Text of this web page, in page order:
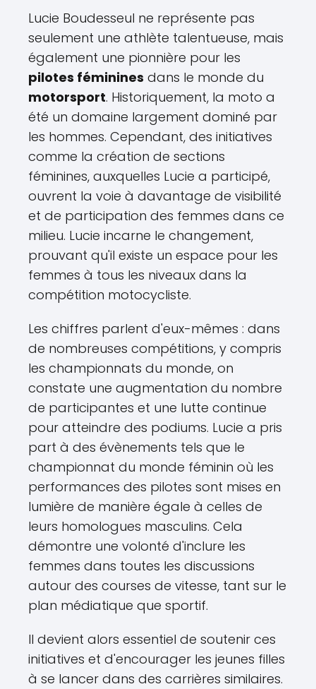
Lucie Boudesseul ne représente pas
seulement une athlète talentueuse, mais
également une pionnière pour les
pilotes féminines dans le monde du
motorsport. Historiquement, la moto a
été un domaine largement dominé par
les hommes. Cependant, des initiatives
comme la création de sections
féminines, auxquelles Lucie a participé,
ouvrent la voie à davantage de visibilité
et de participation des femmes dans ce
milieu. Lucie incarne le changement,
prouvant qu'il existe un espace pour les
femmes à tous les niveaux dans la
compétition motocycliste.
Les chiffres parlent d'eux-mêmes : dans
de nombreuses compétitions, y compris
les championnats du monde, on
constate une augmentation du nombre
de participantes et une lutte continue
pour atteindre des podiums. Lucie a pris
part à des évènements tels que le
championnat du monde féminin où les
performances des pilotes sont mises en
lumière de manière égale à celles de
leurs homologues masculins. Cela
démontre une volonté d'inclure les
femmes dans toutes les discussions
autour des courses de vitesse, tant sur le
plan médiatique que sportif.
Il devient alors essentiel de soutenir ces
initiatives et d'encourager les jeunes filles
à se lancer dans des carrières similaires.